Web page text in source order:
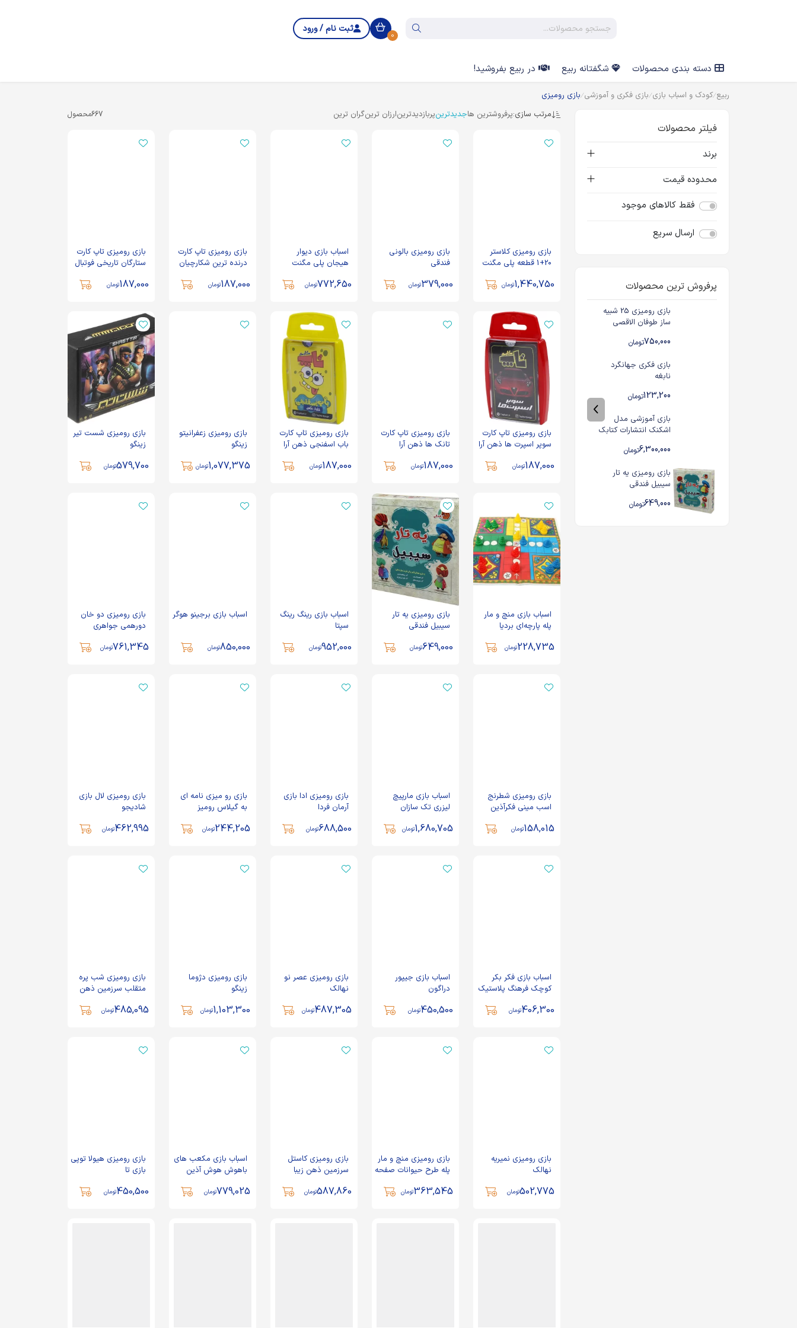
0
ثبت نام / ورود
دسته بندی محصولات شگفتانه ربیع در ربیع بفروشید!
ربیع کودک و اسباب بازی بازی فکری و آموزشی بازی رومیزی
فیلتر محصولات
برند
محدوده قیمت
فقط کالاهای موجود
ارسال سریع
پرفروش ترین محصولات
بازی رومیزی 25 شبیه
ساز طوفان الاقصی
750,000تومان
بازی فکری جهانگرد
نابغه
123,200تومان
بازی آموزشی مدل
اشکنک انتشارات کتابک
6,300,000تومان
بازی رومیزی یه تار
سیبیل فندقی
649,000تومان
اسباب بازی دیوار هیجان
پلی مگنت
772,650تومان
بسته اضافه شونده
کاپوچین پلاس هوپا
316,030تومان
بازی رومیزی تاپ کارت
باب اسفنجی ذهن آرا
187,000 تومان
اسباب بازی فکر بکر
اسباب بازی واکنش علی
تومان
بازی رومیزی راز جنگل
تومان
اسباب بازی رینگ رینگ
سپتا
مرتب سازی:پرفروشترین هاجدیدترینپربازدیدترینارزان ترینگران ترین 667محصول
بازی رومیزی کلاستر
20+1 قطعه پلی مگنت
1,440,750تومان
بازی رومیزی بالونی
فندقی
379,000تومان
اسباب بازی دیوار
هیجان پلی مگنت
772,650تومان
بازی رومیزی تاپ کارت
درنده ترین شکارچیان
187,000تومان
بازی رومیزی تاپ کارت
ستارگان تاریخی فوتبال
187,000تومان
بازی رومیزی تاپ کارت
سوپر اسپرت ها ذهن آرا
187,000تومان
بازی رومیزی تاپ کارت
تانک ها ذهن آرا
187,000تومان
بازی رومیزی تاپ کارت
باب اسفنجی ذهن آرا
187,000تومان
بازی رومیزی زعفرانیتو
زینگو
1,077,375تومان
بازی رومیزی شست تیر
زینگو
579,700تومان
اسباب بازی منچ و مار
پله پارچه‌ای بردیا
228,735تومان
بازی رومیزی یه تار
سیبیل فندقی
649,000تومان
اسباب بازی رینگ رینگ
سپتا
952,000تومان
اسباب بازی برجینو هوگر
850,000تومان
بازی رومیزی دو خان
دورهمی جواهری
761,345تومان
بازی رومیزی شطرنج
اسب مینی فکرآذین
158,015تومان
اسباب بازی مارپیچ
لیزری تک سازان
1,680,705تومان
بازی رومیزی ادا بازی
آرمان فردا
688,500تومان
بازی رو میزی نامه ای
به گیلاس رومیز
244,205تومان
بازی رومیزی لال بازی
شادیجو
462,995تومان
اسباب بازی فکر بکر
کوچک فرهنگ پلاستیک
406,300تومان
اسباب بازی جیپور
دراگون
450,500تومان
بازی رومیزی عصر نو
نهالک
487,305تومان
بازی رومیزی دژوما
زینگو
1,103,300تومان
بازی رومیزی شب پره
متقلب سرزمین ذهن
485,095تومان
بازی رومیزی نمیریه
نهالک
502,775تومان
بازی رومیزی منچ و مار
پله طرح حیوانات صفحه
363,545تومان
بازی رومیزی کاستل
سرزمین ذهن زیبا
587,860تومان
اسباب بازی مکعب های
باهوش هوش آذین
779,025تومان
بازی رومیزی هیولا توپی
بازی تا
450,500تومان